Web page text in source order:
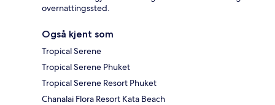
overnattingssted.
Også kjent som
Tropical Serene
Tropical Serene Phuket
Tropical Serene Resort Phuket
Chanalai Flora Resort Kata Beach